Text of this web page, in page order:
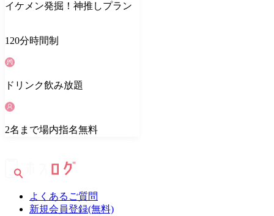
イケメン発掘！神推しプラン
120分時間制
ドリンク飲み放題
2名 まで場内指名無料
よくあるご質問
新規会員登録(無料)